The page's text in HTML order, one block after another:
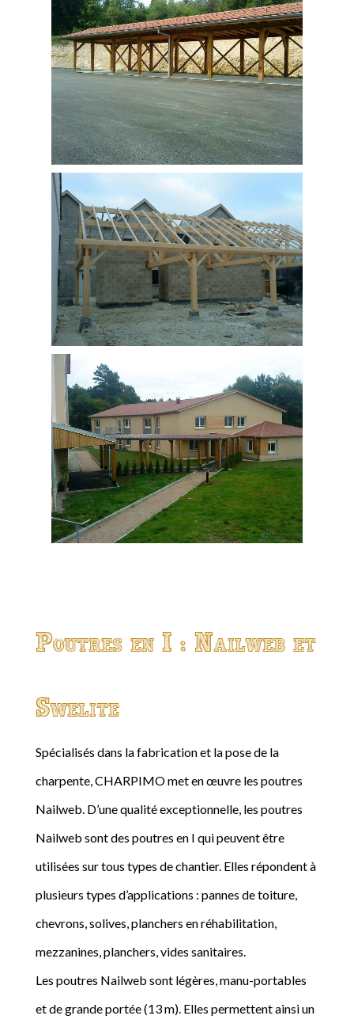
Poutres en I : Nailweb et
Swelite
Spécialisés dans la fabrication et la pose de la
charpente, CHARPIMO met en œuvre les poutres
Nailweb. D’une qualité exceptionnelle, les poutres
Nailweb sont des poutres en I qui peuvent être
utilisées sur tous types de chantier. Elles répondent à
plusieurs types d’applications : pannes de toiture,
chevrons, solives, planchers en réhabilitation,
mezzanines, planchers, vides sanitaires.
Les poutres Nailweb sont légères, manu-portables
et de grande portée (13 m). Elles permettent ainsi un